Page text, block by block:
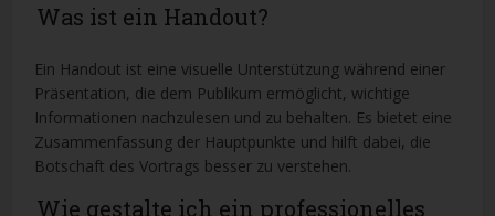
Was ist ein Handout?
Ein Handout ist eine visuelle Unterstützung während einer
Präsentation, die dem Publikum ermöglicht, wichtige
Informationen nachzulesen und zu behalten. Es bietet eine
Zusammenfassung der Hauptpunkte und hilft dabei, die
Botschaft des Vortrags besser zu verstehen.
Wie gestalte ich ein professionelles